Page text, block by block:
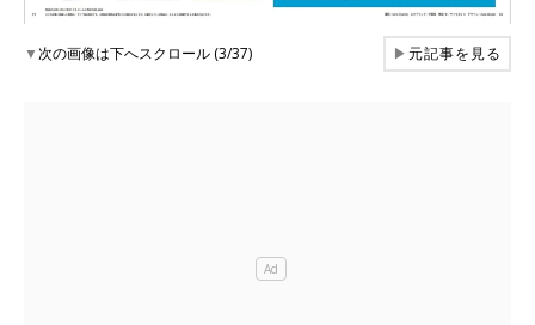
▼次の画像は下へスクロール (3/37) ▶元記事を見る